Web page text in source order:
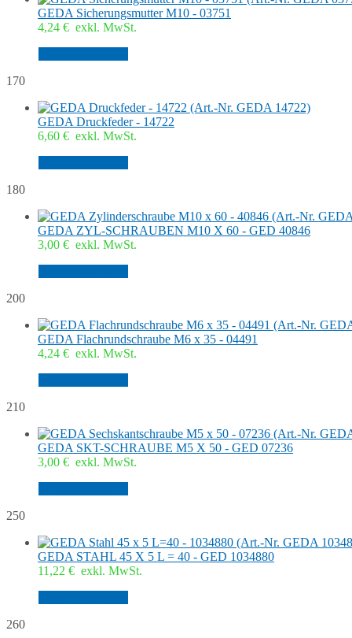
GEDA Sicherungsmutter M10 - 03751
4,24 € exkl. MwSt.
170
GEDA Druckfeder - 14722
6,60 € exkl. MwSt.
180
GEDA ZYL-SCHRAUBEN M10 X 60 - GED 40846
3,00 € exkl. MwSt.
200
GEDA Flachrundschraube M6 x 35 - 04491
4,24 € exkl. MwSt.
210
GEDA SKT-SCHRAUBE M5 X 50 - GED 07236
3,00 € exkl. MwSt.
250
GEDA STAHL 45 X 5 L = 40 - GED 1034880
11,22 € exkl. MwSt.
260